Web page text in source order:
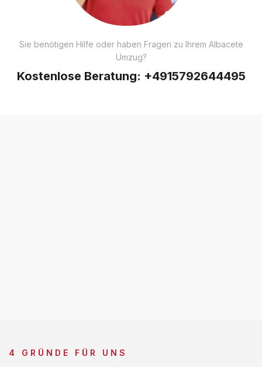
Sie benötigen Hilfe oder haben Fragen zu Ihrem Albacete
Umzug?
Kostenlose Beratung: +4915792644495
4 GRÜNDE FÜR UNS